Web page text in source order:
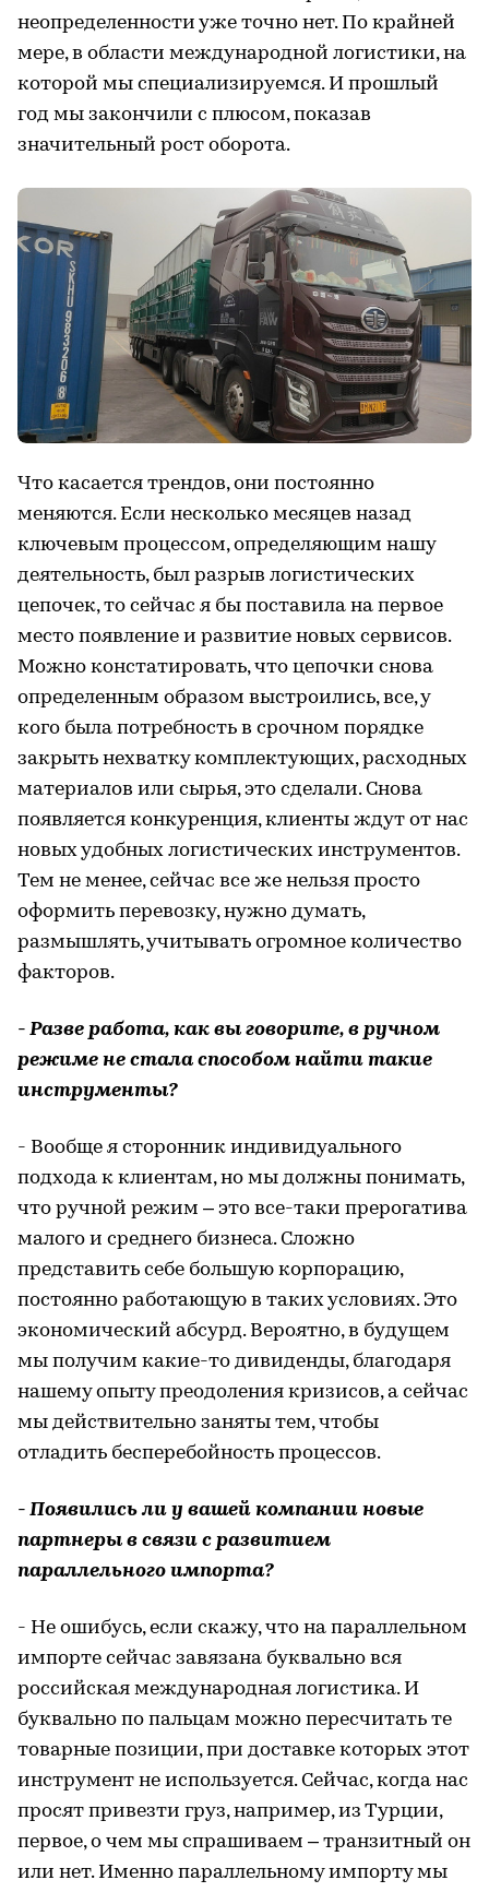
неопределенности уже точно нет. По крайней
мере, в области международной логистики, на
которой мы специализируемся. И прошлый
год мы закончили с плюсом, показав
значительный рост оборота.
Что касается трендов, они постоянно
меняются. Если несколько месяцев назад
ключевым процессом, определяющим нашу
деятельность, был разрыв логистических
цепочек, то сейчас я бы поставила на первое
место появление и развитие новых сервисов.
Можно констатировать, что цепочки снова
определенным образом выстроились, все, у
кого была потребность в срочном порядке
закрыть нехватку комплектующих, расходных
материалов или сырья, это сделали. Снова
появляется конкуренция, клиенты ждут от нас
новых удобных логистических инструментов.
Тем не менее, сейчас все же нельзя просто
оформить перевозку, нужно думать,
размышлять, учитывать огромное количество
факторов.
- Разве работа, как вы говорите, в ручном
режиме не стала способом найти такие
инструменты?
- Вообще я сторонник индивидуального
подхода к клиентам, но мы должны понимать,
что ручной режим – это все-таки прерогатива
малого и среднего бизнеса. Сложно
представить себе большую корпорацию,
постоянно работающую в таких условиях. Это
экономический абсурд. Вероятно, в будущем
мы получим какие-то дивиденды, благодаря
нашему опыту преодоления кризисов, а сейчас
мы действительно заняты тем, чтобы
отладить бесперебойность процессов.
- Появились ли у вашей компании новые
партнеры в связи с развитием
параллельного импорта?
- Не ошибусь, если скажу, что на параллельном
импорте сейчас завязана буквально вся
российская международная логистика. И
буквально по пальцам можно пересчитать те
товарные позиции, при доставке которых этот
инструмент не используется. Сейчас, когда нас
просят привезти груз, например, из Турции,
первое, о чем мы спрашиваем – транзитный он
или нет. Именно параллельному импорту мы